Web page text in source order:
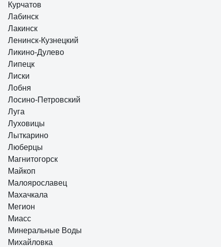
Курчатов
Лабинск
Лакинск
Ленинск-Кузнецкий
Ликино-Дулево
Липецк
Лиски
Лобня
Лосино-Петровский
Луга
Луховицы
Лыткарино
Люберцы
Магнитогорск
Майкоп
Малоярославец
Махачкала
Мегион
Миасс
Минеральные Воды
Михайловка